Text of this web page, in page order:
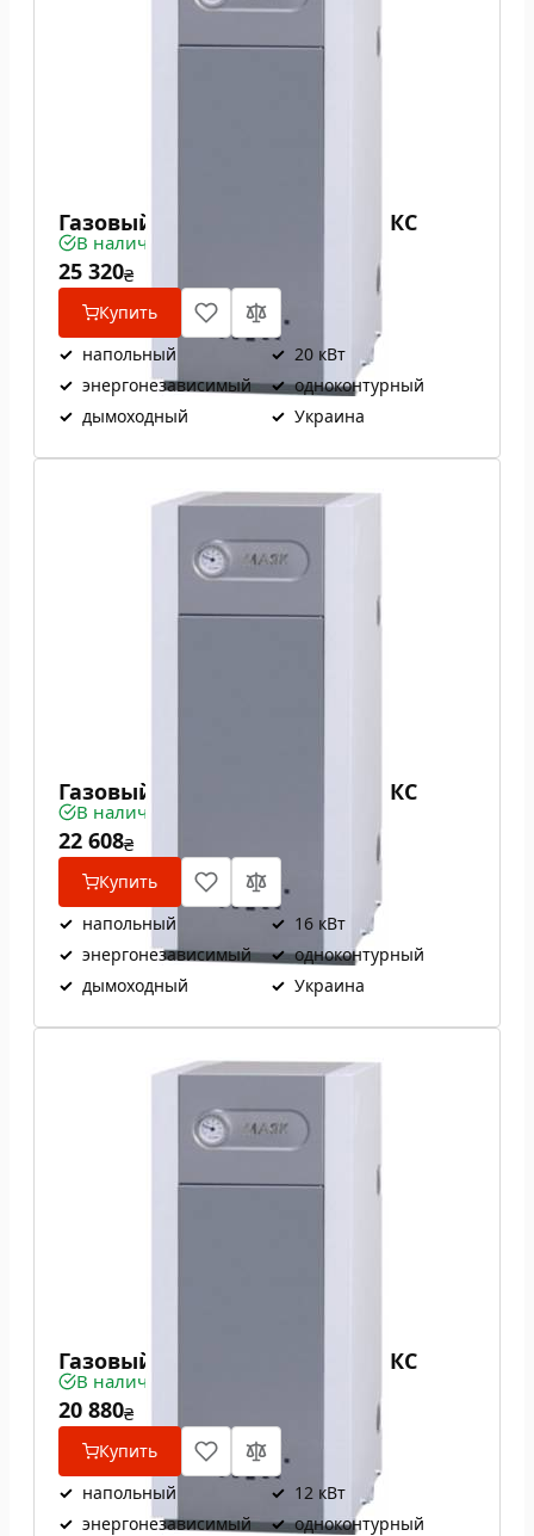
Газовый котел Маяк АОГВ 20 КС
В наличии
25 320₴
Купить
✓ напольный ✓ 20 кВт
✓ энергонезависимый ✓ одноконтурный
✓ дымоходный ✓ Украина
Газовый котел Маяк АОГВ 16 КС
В наличии
22 608₴
Купить
✓ напольный ✓ 16 кВт
✓ энергонезависимый ✓ одноконтурный
✓ дымоходный ✓ Украина
Газовый котел Маяк АОГВ 12 КС
В наличии
20 880₴
Купить
✓ напольный ✓ 12 кВт
✓ энергонезависимый ✓ одноконтурный